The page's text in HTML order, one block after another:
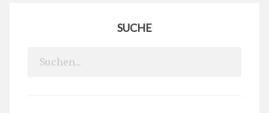
SUCHE
Search